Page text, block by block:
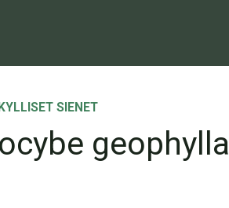
SIENET
geophylla